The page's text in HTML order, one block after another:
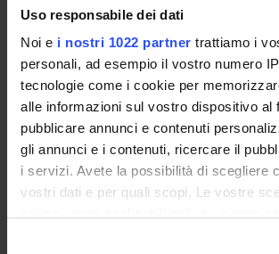
Uso responsabile dei dati
Noi e i nostri 1022 partner trattiamo i
personali, ad esempio il vostro numero
tecnologie come i cookie per
alle informazioni sul vostro dispositivo al
pubblicare annunci e contenuti
gli annunci e i contenuti, ricercare il
i servizi. Avete la possibilità di scegliere
vostri dati e per quali scopi. Le vostre
https://linux2.dse.univr.it/ahidi2024/
Dipartimento
Scienze Economiche
GOVERNANCE